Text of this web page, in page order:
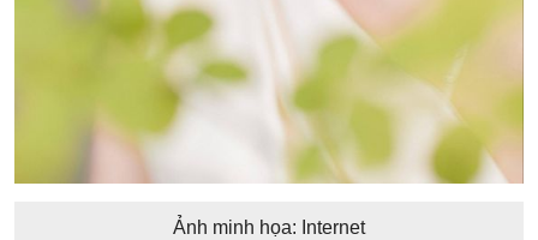
Ảnh minh họa: Internet